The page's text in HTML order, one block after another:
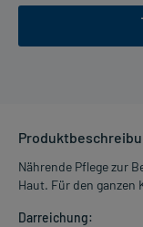
Nährende Pflege zur
Haut. Für den ganzen
Darreichung: